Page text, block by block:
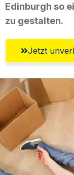
Edinburgh so
zu gestalten.
Jetzt